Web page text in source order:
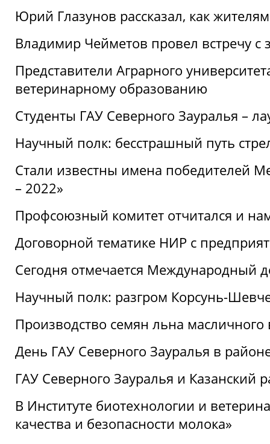
Юрий Глазунов рассказал, как
Владимир Чейметов провел встречу
Представители Аграрного
ветеринарному образованию
Студенты ГАУ Северного Зауралья –
Научный полк: бесстрашный путь
Стали известны имена победителей
– 2022»
Профсоюзный комитет отчитался и
Договорной тематике НИР с
Сегодня отмечается Международный
Научный полк: разгром Корсунь-
Производство семян льна
День ГАУ Северного Зауралья в
ГАУ Северного Зауралья и Казанский
В Институте биотехнологии и
качества и безопасности молока»